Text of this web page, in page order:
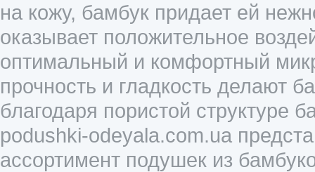
на кожу, бамбук придает ей
оказывает положительное
оптимальный и комфортный
прочность и гладкость делают
благодаря пористой структуре
podushki-odeyala.com.ua
ассортимент подушек из